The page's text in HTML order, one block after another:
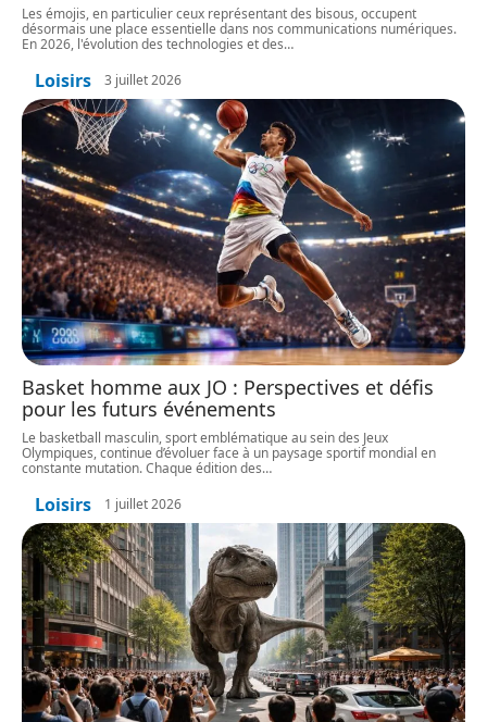
Les émojis, en particulier ceux représentant des bisous, occupent
désormais une place essentielle dans nos communications numériques.
En 2026, l'évolution des technologies et des…
Loisirs 3 juillet 2026
Basket homme aux JO : Perspectives et défis
pour les futurs événements
Le basketball masculin, sport emblématique au sein des Jeux
Olympiques, continue d’évoluer face à un paysage sportif mondial en
constante mutation. Chaque édition des…
Loisirs 1 juillet 2026